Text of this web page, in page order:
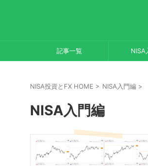
記事一覧 NISA
NISA投資とFX HOME > NISA入門編 >
NISA入門編